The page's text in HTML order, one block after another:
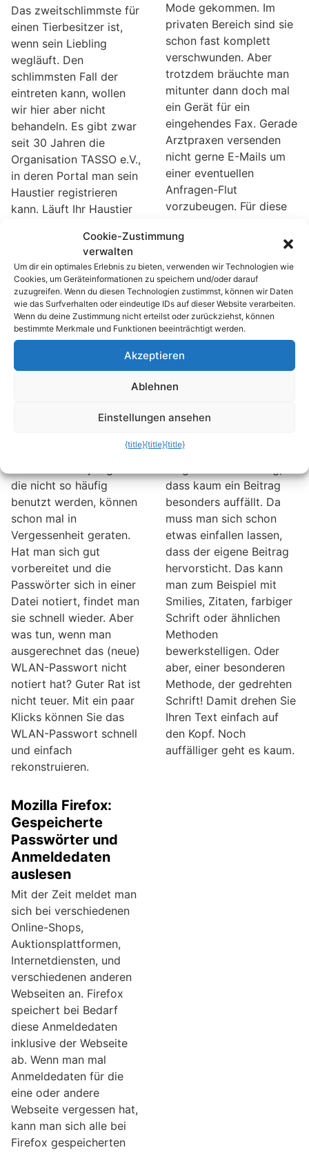
Das zweitschlimmste für
einen Tierbesitzer ist,
wenn sein Liebling
wegläuft. Den
schlimmsten Fall der
eintreten kann, wollen
wir hier aber nicht
behandeln. Es gibt zwar
seit 30 Jahren die
Organisation TASSO e.V.,
in deren Portal man sein
Haustier registrieren
kann. Läuft Ihr Haustier
umfangreichen Tools
Online-Suchanzeigen
schalten und diese auch
ausdrucken.
Mode gekommen. Im
privaten Bereich sind sie
schon fast komplett
verschwunden. Aber
trotzdem bräuchte man
mitunter dann doch mal
ein Gerät für ein
eingehendes Fax. Gerade
Arztpraxen versenden
nicht gerne E-Mails um
einer eventuellen
Anfragen-Flut
vorzubeugen. Für diese
„Faxnummer.de“ eine
Lösung an.
Windows 7: WLAN-
Passwort
wieder heraus
man häufiger benötigt
die nicht so häufig
benutzt werden, können
schon mal in
Vergessenheit geraten.
Hat man sich gut
vorbereitet und die
Passwörter sich in einer
Datei notiert, findet man
sie schnell wieder. Aber
was tun, wenn man
ausgerechnet das (neue)
WLAN-Passwort nicht
notiert hat? Guter Rat ist
nicht teuer. Mit ein paar
Klicks können Sie das
WLAN-Passwort schnell
und einfach
rekonstruieren.
gedrehter Schrift in
Blogs und Foren
auffallen
Internet-Foren und -
dass kaum ein Beitrag
besonders auffällt. Da
muss man sich schon
etwas einfallen lassen,
dass der eigene Beitrag
hervorsticht. Das kann
man zum Beispiel mit
Smilies, Zitaten, farbiger
Schrift oder ähnlichen
Methoden
bewerkstelligen. Oder
aber, einer besonderen
Methode, der gedrehten
Schrift! Damit drehen Sie
Ihren Text einfach auf
den Kopf. Noch
auffälliger geht es kaum.
Mozilla Firefox:
Gespeicherte
Passwörter und
Anmeldedaten
auslesen
Mit der Zeit meldet man
sich bei verschiedenen
Online-Shops,
Auktionsplattformen,
Internetdiensten, und
verschiedenen anderen
Webseiten an. Firefox
speichert bei Bedarf
diese Anmeldedaten
inklusive der Webseite
ab. Wenn man mal
Anmeldedaten für die
eine oder andere
Webseite vergessen hat,
kann man sich alle bei
Firefox gespeicherten
Cookie-Zustimmung
verwalten
Um dir ein optimales Erlebnis zu bieten, verwenden wir Technologien wie
Cookies, um Geräteinformationen zu speichern und/oder darauf
zuzugreifen. Wenn du diesen Technologien zustimmst, können wir Daten
wie das Surfverhalten oder eindeutige IDs auf dieser Website verarbeiten.
Wenn du deine Zustimmung nicht erteilst oder zurückziehst, können
bestimmte Merkmale und Funktionen beeinträchtigt werden.
Akzeptieren
Ablehnen
Einstellungen ansehen
{title}{title}{title}